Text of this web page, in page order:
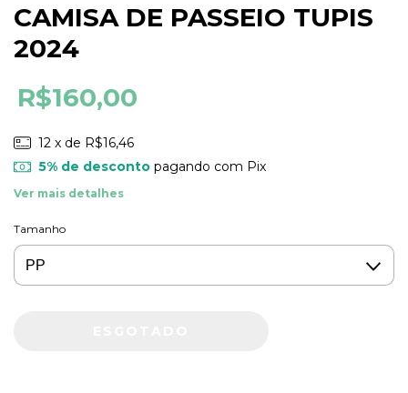
CAMISA DE PASSEIO TUPIS
2024
R$160,00
12 x de R$16,46
5% de descontopagando com Pix
Ver mais detalhes
Tamanho